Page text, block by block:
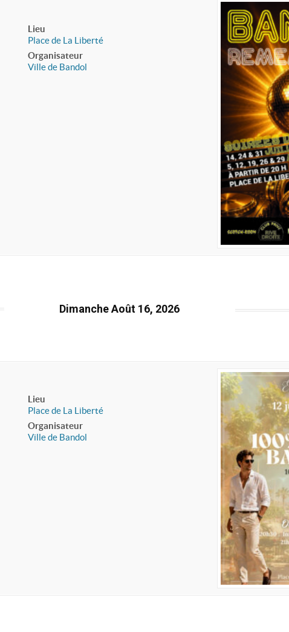
Lieu
Place de La Liberté
Organisateur
Ville de Bandol
Dimanche Août 16, 2026
Lieu
Place de La Liberté
Organisateur
Ville de Bandol